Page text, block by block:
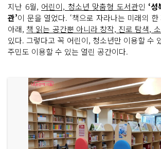
지난 6월, 어린이, 청소년 맞춤형 도서관인 ‘
관’이 문을 열었다. ‘책으로 자라나는 미래의 한
아래, 책 읽는 공간뿐 아니라 창작, 진로 탐색,
있다. 그렇다고 꼭 어린이, 청소년만 이용할 수
주민도 이용할 수 있는 열린 공간이다.